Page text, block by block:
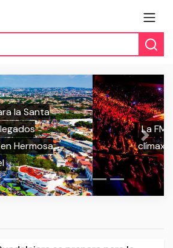
Series 2025 llega a su
y sedes de las últimas
jornadas
Next